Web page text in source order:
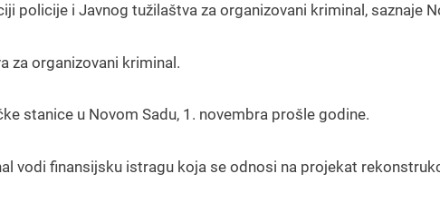
policije i Javnog tužilaštva za organizovani kriminal, saznaje
za organizovani kriminal.
stanice u Novom Sadu, 1. novembra prošle godine.
vodi finansijsku istragu koja se odnosi na projekat